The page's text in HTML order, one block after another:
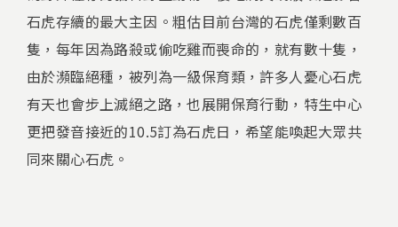
石虎存續的最大主因。粗估目前台灣的石虎僅剩數百
隻，每年因為路殺或偷吃雞而喪命的，就有數十隻，
由於瀕臨絕種，被列為一級保育類，許多人憂心石虎
有天也會步上滅絕之路，也展開保育行動，特生中心
更把發音接近的10.5訂為石虎日，希望能喚起大眾共
同來關心石虎。